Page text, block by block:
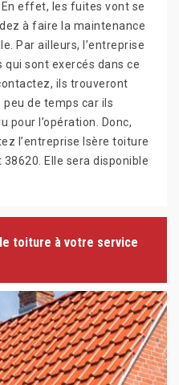
effet, les fuites vont se
à faire la maintenance
Par ailleurs, l’entreprise
qui sont exercés dans ce
ils trouveront
de temps car ils
pour l’opération. Donc,
l’entreprise Isère toiture
Elle sera disponible
toiture à votre service